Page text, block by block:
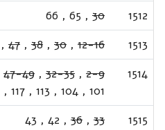
1512
30
,
65
,
66
1513
12-16
,
30
,
38
,
47
,
1514
2-9
,
32-35
,
47-49
101
,
104
,
113
,
117
,
1515
33
,
36
,
42
,
43